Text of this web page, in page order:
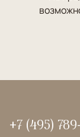
+7 (495)